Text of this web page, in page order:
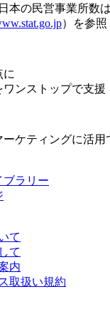
本の民営事業所数
）を参照
に
ンストップで支援
ケティングに活用
て
て
内
取扱い規約